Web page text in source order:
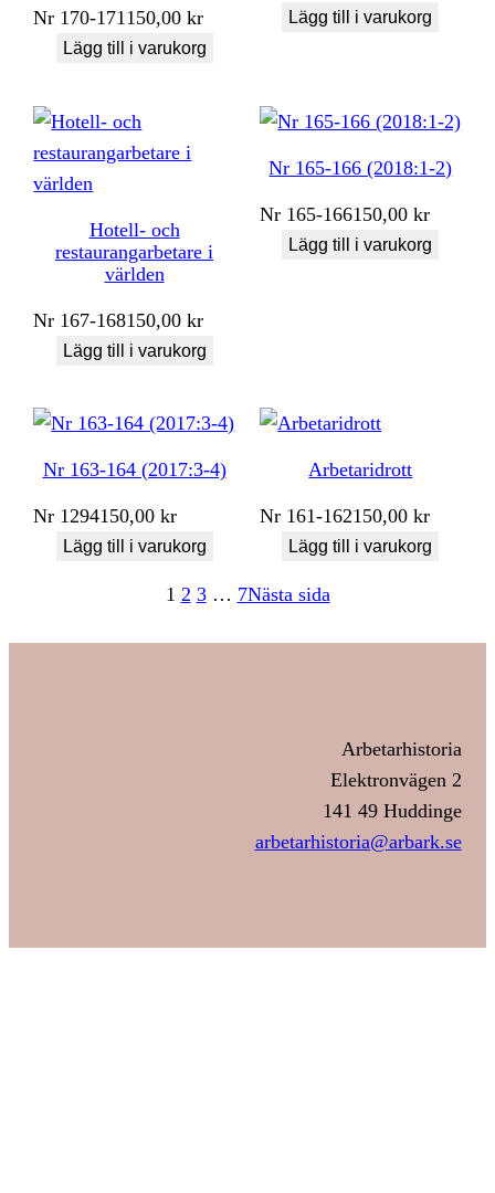
Nr 170-171150,00kr
Lägg till i varukorg
Lägg till i varukorg
Hotell- och
restaurangarbetare i
världen
Nr 167-168150,00kr
Lägg till i varukorg
Nr 165-166 (2018:1-2)
Nr 165-166150,00kr
Lägg till i varukorg
Nr 163-164 (2017:3-4)
Nr 1294150,00kr
Lägg till i varukorg
Arbetaridrott
Nr 161-162150,00kr
Lägg till i varukorg
1 2 3 … 7Nästa sida
Arbetarhistoria
Elektronvägen 2
141 49 Huddinge
arbetarhistoria@arbark.se